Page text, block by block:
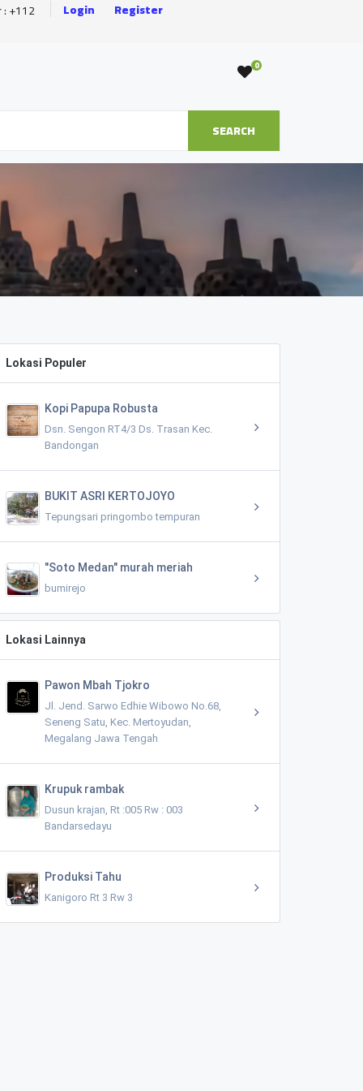
: +112 Login Register
0
SEARCH
Lokasi Populer
Kopi Papupa Robusta
Dsn. Sengon RT4/3 Ds. Trasan Kec.
Bandongan
BUKIT ASRI KERTOJOYO
Tepungsari pringombo tempuran
"Soto Medan" murah meriah
bumirejo
Lokasi Lainnya
Pawon Mbah Tjokro
Jl. Jend. Sarwo Edhie Wibowo No.68,
Seneng Satu, Kec. Mertoyudan,
Megalang Jawa Tengah
Krupuk rambak
Dusun krajan, Rt :005 Rw : 003
Bandarsedayu
Produksi Tahu
Kanigoro Rt 3 Rw 3